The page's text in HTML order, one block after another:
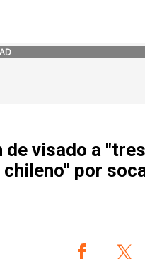
de visado a "tres
por